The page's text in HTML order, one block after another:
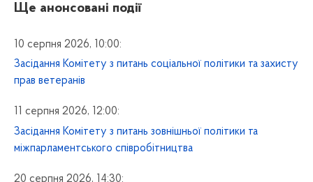
Ще анонсовані події
10 серпня 2026, 10:00:
Засідання Комітету з питань соціальної політики та захисту
прав ветеранів
11 серпня 2026, 12:00:
Засідання Комітету з питань зовнішньої політики та
міжпарламентського співробітництва
20 серпня 2026, 14:30: